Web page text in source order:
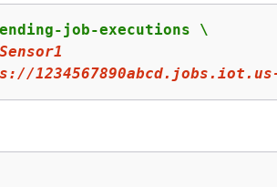
job-executions \
://1234567890